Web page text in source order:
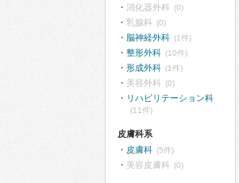
消化器外科 (0)
乳腺科 (0)
脳神経外科 (1件)
整形外科 (10件)
形成外科 (1件)
美容外科 (0)
リハビリテーション科
(11件)
皮膚科系
皮膚科 (5件)
美容皮膚科 (0)